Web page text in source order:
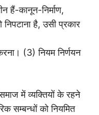
हैं-कानून-निर्माण,
है, उसी प्रकार
(3) नियम निर्णयन
में व्यक्तियों के रहने
सम्बन्धों को नियमित